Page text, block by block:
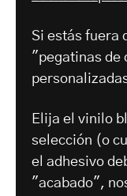
Si estás fuera
"pegatinas de
Elija el vinilo
selección (o
el adhesivo
"acabado",